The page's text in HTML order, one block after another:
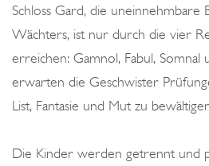
Schloss Gard, die uneinnehmbare
Wächters, ist nur durch die vier
erreichen: Gamnol, Fabul,
erwarten die Geschwister
List, Fantasie und Mut zu
Die Kinder werden getrennt und